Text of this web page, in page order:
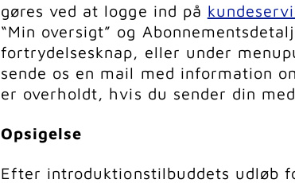
gøres ved at logge ind på
“Min oversigt” og
fortrydelsesknap, eller under
sende os en mail med information
er overholdt, hvis du sender din
Opsigelse
Efter introduktionstilbuddets udløb